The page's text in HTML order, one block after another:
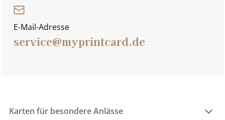
E-Mail-Adresse
service@myprintcard.de
Karten für besondere Anlässe